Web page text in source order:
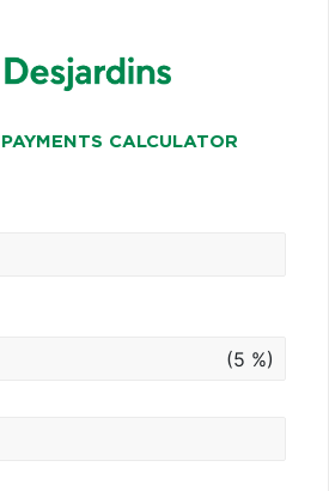
CALCULATOR
(5 %)